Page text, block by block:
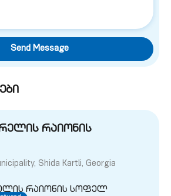
Send Message
რაიონის
Shida Kartli, Georgia